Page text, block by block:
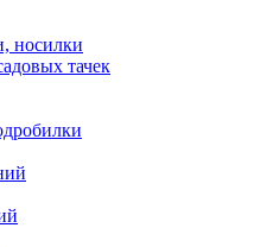
носилки
тачек